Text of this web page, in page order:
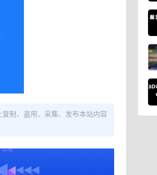
制、盗用、采集、发布本站内容